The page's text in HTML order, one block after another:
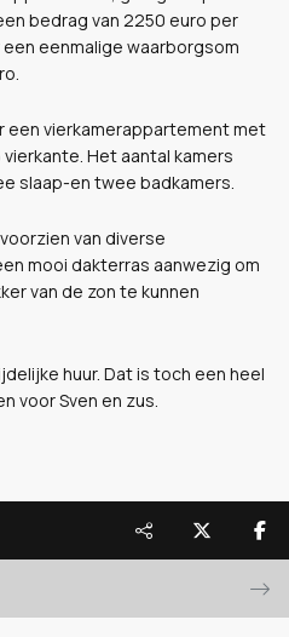
bedrag van 2250 euro per
eenmalige waarborgsom
een vierkamerappartement met
Het aantal kamers
slaap-en twee badkamers.
van diverse
mooi dakterras aanwezig om
van de zon te kunnen
huur. Dat is toch een heel
voor Sven en zus.